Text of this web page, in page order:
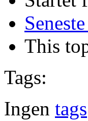
This
Tags:
Ingen tags